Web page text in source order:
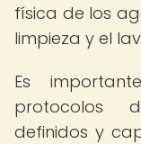
física de los
limpieza y el
Es
protocolos
definidos y